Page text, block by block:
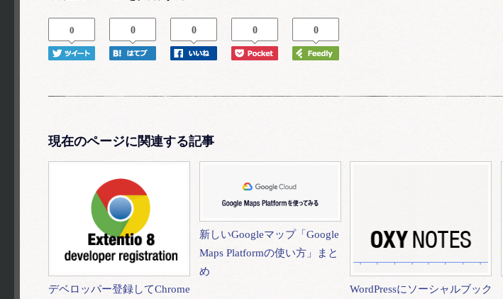
0 0 0 0 0
現在のページに関連する記事
デベロッパー登録してChrome
新しいGoogleマップ「Google
Maps Platformの使い方」まと
め
WordPressにソーシャルブック